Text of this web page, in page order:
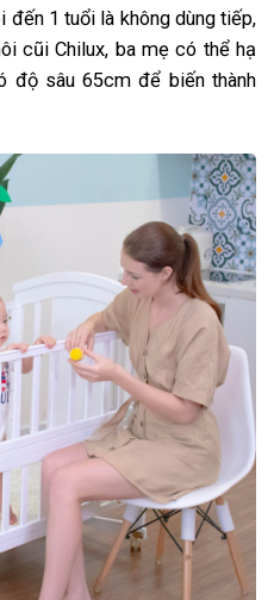
đến 1 tuổi là không dùng tiếp,
cũi Chilux, ba mẹ có thể hạ
độ sâu 65cm để biến thành